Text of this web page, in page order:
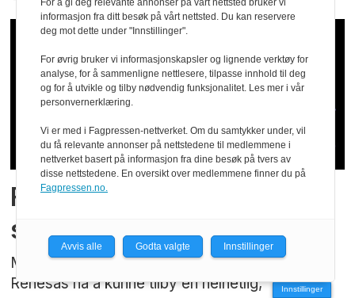
Fra komponentfokus til
systemorientert design
Med tilgjengeligheten av Renesas 365 mener
Renesas nå å kunne tilby en helhetlig,
Innstillinger
For å gi deg relevante annonser på vårt nettsted bruker vi
informasjon fra ditt besøk på vårt nettsted. Du kan reservere
deg mot dette under "Innstillinger".
For øvrig bruker vi informasjonskapsler og lignende verktøy for
analyse, for å sammenligne nettlesere, tilpasse innhold til deg
og for å utvikle og tilby nødvendig funksjonalitet. Les mer i vår
personvernerklæring.
Vi er med i Fagpressen-nettverket. Om du samtykker under, vil
du få relevante annonser på nettstedene til medlemmene i
nettverket basert på informasjon fra dine besøk på tvers av
disse nettstedene. En oversikt over medlemmene finner du på
Fagpressen.no.
Avvis alle Godta valgte Innstillinger